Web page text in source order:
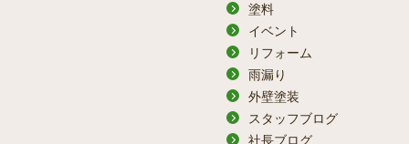
塗料
イベント
リフォーム
雨漏り
外壁塗装
スタッフブログ
社長ブログ